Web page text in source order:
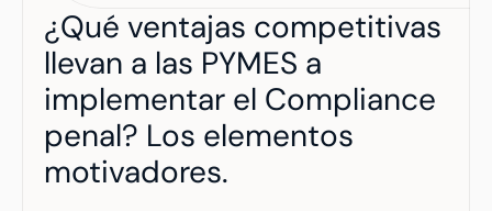
¿Qué ventajas competitivas
llevan a las PYMES a
implementar el Compliance
penal? Los elementos
motivadores.